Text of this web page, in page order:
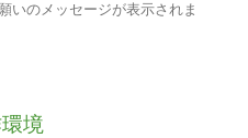
いのメッセージが表示されま
境